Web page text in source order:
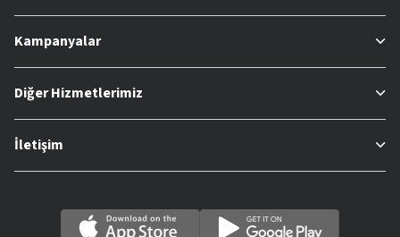
Kampanyalar
Diğer Hizmetlerimiz
İletişim